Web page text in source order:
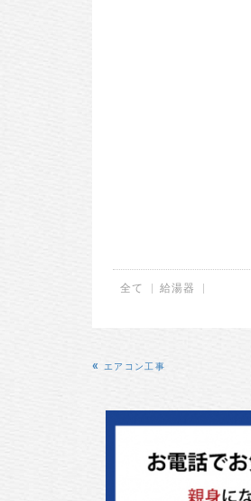
全て 給湯器
« エアコン工事